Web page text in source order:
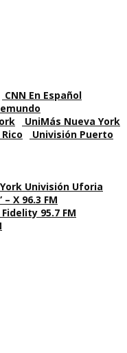
CNN En Español
UniMás Nueva York
Univisión Puerto
– X 96.3 FM
Fidelity 95.7 FM